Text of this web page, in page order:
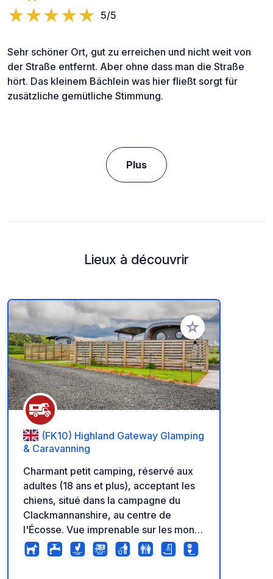
5/5
Sehr schöner Ort, gut zu erreichen und nicht weit von
der Straße entfernt. Aber ohne dass man die Straße
hört. Das kleinem Bächlein was hier fließt sorgt für
zusätzliche gemütliche Stimmung.
Plus
Lieux à découvrir
Ajouter à vos
(FK10) Highland Gateway Glamping
& Caravanning
Charmant petit camping, réservé aux
adultes (18 ans et plus), acceptant les
chiens, situé dans la campagne du
Clackmannanshire, au centre de
l'Écosse. Vue imprenable sur les monts
Ochil et les terres agricoles. Nos 8
grands emplacements en dur sont